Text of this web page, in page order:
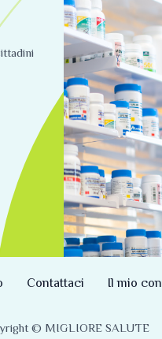
Contattaci Il mio
© MIGLIORE SALUTE